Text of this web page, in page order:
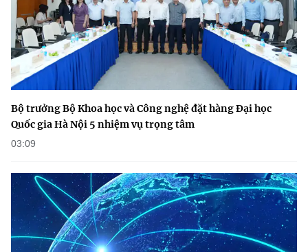
Bộ trưởng Bộ Khoa học và Công nghệ đặt hàng Đại học
Quốc gia Hà Nội 5 nhiệm vụ trọng tâm
03:09